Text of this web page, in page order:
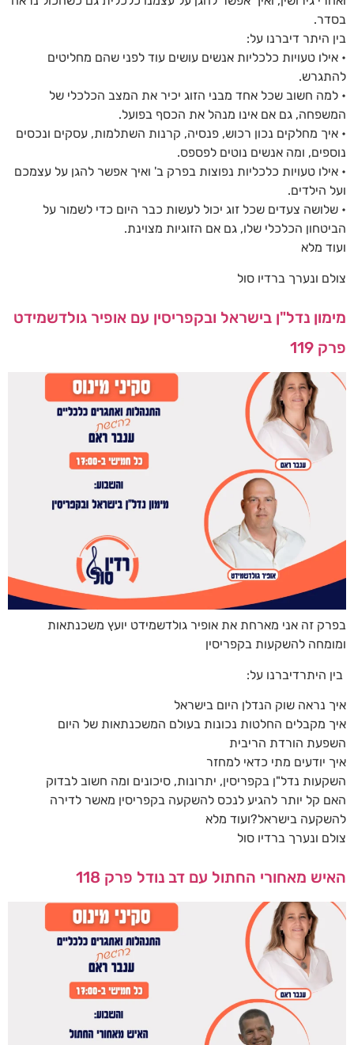
בסדר.
בין היתר דיברנו על:
• אילו טעויות כלכליות אנשים עושים עוד לפני שהם מחליטים
להתגרש.
• למה חשוב שכל אחד מבני הזוג יכיר את המצב הכלכלי של
המשפחה, גם אם אינו מנהל את הכסף בפועל.
• איך מחלקים נכון רכוש, פנסיה, קרנות השתלמות, עסקים ונכסים
נוספים, ומה אנשים נוטים לפספס.
• אילו טעויות כלכליות נפוצות בפרק ב' ואיך אפשר להגן על עצמכם
ועל הילדים.
• שלושה צעדים שכל זוג יכול לעשות כבר היום כדי לשמור על
הביטחון הכלכלי שלו, גם אם הזוגיות מצוינת.
ועוד מלא
צולם ונערך ברדיו סול
מימון נדל"ן בישראל ובקפריסין עם אופיר גולדשמידט
פרק 119
בפרק זה אני מארחת את אופיר גולדשמידט יועץ משכנתאות
ומומחה להשקעות בקפריסין
בין היתרדיברנו על:
איך נראה שוק הנדלן היום בישראל
איך מקבלים החלטות נכונות בעולם המשכנתאות של היום
השפעת הורדת הריבית
איך יודעים מתי כדאי למחזר
השקעות נדל"ן בקפריסין, יתרונות, סיכונים ומה חשוב לבדוק
האם קל יותר להגיע לנכס להשקעה בקפריסין מאשר לדירה
להשקעה בישראל?ועוד מלא
צולם ונערך ברדיו סול
האיש מאחורי החתול עם דב נודל פרק 118